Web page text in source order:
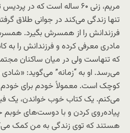
مریم، زنی ۶۰ ساله است که در
تنها زندگی می‌کند در جوانی طلاق
فرزندانش را از همسرش بگیرد.
مادری معرفی کرده و فرزندانش را به
که تنهاست ولی در میان ساکنان
می‌رسد. او به “زمانه” می‌گوید:
کوچک است. معمولاً خودم برای
می‌کنم. یک کتاب خوب خواندن، یک
پیاده‌روی کردن و با دوست‌های
هستند که توی زندگی به من کمک